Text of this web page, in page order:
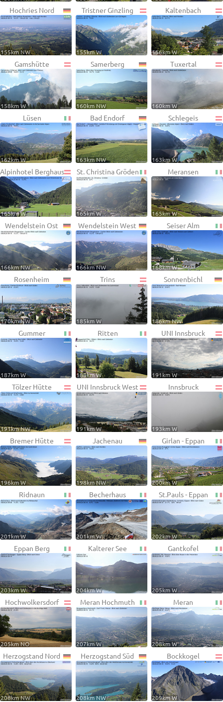
Hochries Nord
155km NW
Tristner Ginzling
155km W
Kaltenbach
156km W
Gamshütte
158km W
Samerberg
160km NW
Tuxertal
160km W
Lüsen
162km W
Bad Endorf
163km NW
Schlegeis
163km W
Alpinhotel Berghaus
165km W
St. Christina Gröden
165km W
Meransen
165km W
Wendelstein Ost
166km NW
Wendelstein West
166km NW
Seiser Alm
168km W
Rosenheim
170km NW
Trins
185km W
Sonnenbichl
186km NW
Gummer
187km W
Ritten
188km W
UNI Innsbruck
191km W
Tölzer Hütte
191km NW
UNI Innsbruck West
191km W
Innsbruck
193km W
Bremer Hütte
196km W
Jachenau
198km NW
Girlan - Eppan
200km W
Ridnaun
201km W
Becherhaus
201km W
St.Pauls - Eppan
202km W
Eppan Berg
203km W
Kalterer See
204km W
Gantkofel
205km W
Hochwolkersdorf
205km NO
Meran Hochmuth
207km W
Meran
208km W
Herzogstand Nord
208km NW
Herzogstand Süd
208km NW
Bockkogel
209km W